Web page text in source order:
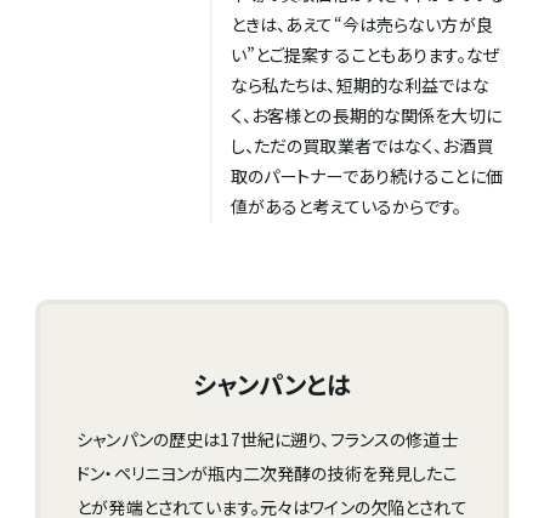
ときは、あえて“今は売らない方が良
い”とご提案することもあります。なぜ
なら私たちは、短期的な利益ではな
く、お客様との長期的な関係を大切に
し、ただの買取業者ではなく、お酒買
取のパートナーであり続けることに価
値があると考えているからです。
シャンパンとは
シャンパンの歴史は17世紀に遡り、フランスの修道士
ドン・ペリニヨンが瓶内二次発酵の技術を発見したこ
とが発端とされています。元々はワインの欠陥とされて